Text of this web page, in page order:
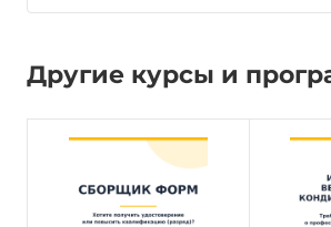
Другие курсы и